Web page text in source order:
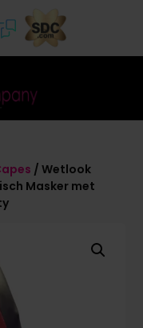
/ Wetlook
Masker met